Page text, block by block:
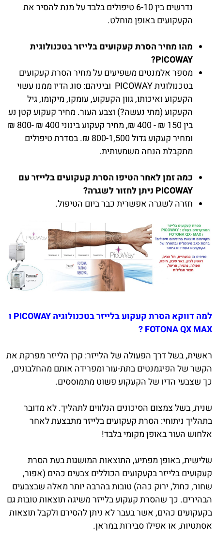
נדרשים בין 6-10 טיפולים בלבד על מנת להסיר את
הקעקועים באופן מוחלט.
מהו מחיר הסרת קעקועים בלייזר בטכנולוגית
PICOWAY?
מספר אלמנטים משפיעים על מחיר הסרת קעקועים
בטכנולוגית PICOWAY וביניהם: סוג הדיו ממנו עשוי
הקעקוע ואיכותו, גוון הקעקוע, עומקו, מיקומו, גיל
הקעקוע (מתי נעשה?) וצבע העור. מחיר קעקוע קטן נע
בין 150 ₪ - 400 ₪, מחיר קעקוע בינוני 400 ₪ -800 ₪
ומחיר קעקוע גדול 800-1,500 ₪. בסדרת טיפולים
מתקבלת הנחה משמעותית.
כמה זמן לאחר הטיפו הסרת קעקועים בלייזר עם
PICOWAY ניתן לחזור לשגרה?
חזרה לשגרה אפשרית כבר ביום הטיפול.
למה דווקא הסרת קעקוע בלייזר בטכנולוגיה PICOWAY ו
FOTONA QX MAX ?
ראשית, בשל דרך הפעולה של הלייזר: קרן הלייזר מפרקת את
הקשר של הפיגמנטים בתת-עור ומפרידה אותם מהחלבונים,
כך שצבעי הדיו של הקעקוע פשוט מתמוססים.
שנית, בשל צמצום הסיכונים הנלווים לתהליך. לא מדובר
בתהליך ניתוחי: הסרת קעקועים בלייזר מתבצעת לאחר
אלחוש העור באופן מקומי בלבד!
שלישית, באופן מפתיע, התוצאות המושגות בעת הסרת
קעקועים בלייזר בקעקועים הכוללים צבעים כהים (אפור,
שחור, כחול, ירוק כהה) טובות בהרבה יותר מאלה שבצבעים
הבהירים. כך שהסרת קעקוע בלייזר משיגה תוצאות טובות גם
בקעקועים כהים, אשר בעבר לא ניתן להסירם ולקבל תוצאות
אסתטיות, או אפילו סבירות במראן.